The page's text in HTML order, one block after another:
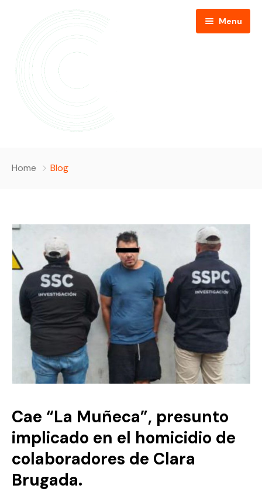
Menu
Galeria
Podcast
Episodios
Episodios por grupo
Colaboradores
Conócelos
Detalles
Contáctanos
Home Blog
Cae “La Muñeca”, presunto
implicado en el homicidio de
colaboradores de Clara
Brugada.